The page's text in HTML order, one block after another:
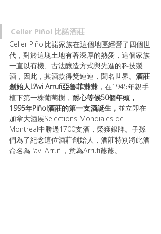
Celler Piñol 比諾酒莊
Celler Piñol比諾家族在這個地區經營了四個世
代，對於這塊土地有著深厚的熱愛，這個家族
一直以有機、古法釀造方式與先進的科技製
酒，因此，其酒款得獎連連，聞名世界。 酒莊
創始人L’Avi Arrufi亞魯菲爺爺 ，在1945年親手
植下第一株葡萄樹， 耐心等候50個年頭，
1995年Piñol酒莊的第一支酒誕生， 並立即在
加拿大酒展Selections Mondiales de
Montreal中勝過1700支酒，榮獲銀牌。 子孫
們為了紀念這位酒莊創始人，酒莊特別將此酒
命名為L’avi Arrufi，意為Arrufi爺爺。